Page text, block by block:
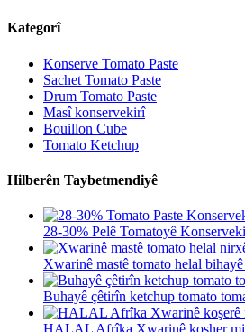
Kategorî
Konserve Tomato Paste
Sachet Tomato Paste
Drum Tomato Paste
Masî konservekirî
Bouillon Cube
Tomato Ketchup
Hilberên Taybetmendiyê
28-30% Pelê Tomatoyê
Xwarinê mastê tomato helal
Buhayê çêtirîn ketchup tomato
HALAL Afrîka Xwarinê kosher